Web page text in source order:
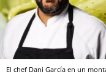
El chef Dani García en un